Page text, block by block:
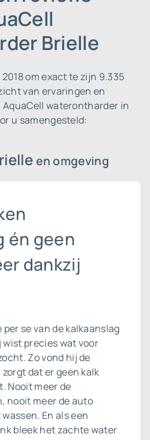
Brielle
om exact te zijn 9.335
van ervaringen en
AquaCell waterontharder in
u samengesteld:
en omgeving
én geen
dankzij
per se van dekalkaanslag
precies wat voor
Zo vond hij de
dat er geen kalk
Nooit meer de
nooit meer de auto
En als een
bleek het zachte water